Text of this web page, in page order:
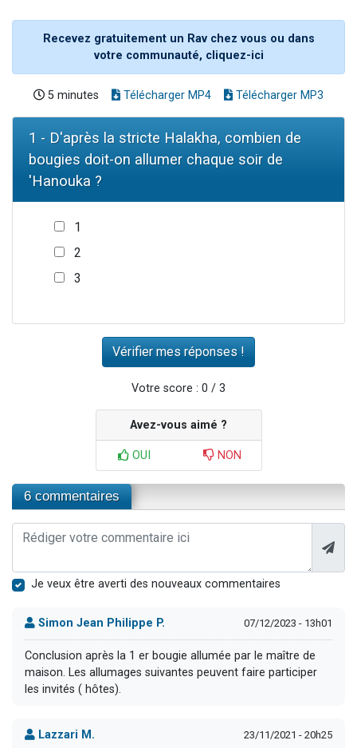
Recevez gratuitement un Rav chez vous ou dans
votre communauté, cliquez-ici
5 minutes Télécharger MP4 Télécharger MP3
1 - D'après la stricte Halakha, combien de
bougies doit-on allumer chaque soir de
'Hanouka ?
1
2
3
Votre score : 0 / 3
Avez-vous aimé ?
OUI NON
6 commentaires
Je veux être averti des nouveaux commentaires
Simon Jean Philippe P. 07/12/2023 - 13h01
Conclusion après la 1 er bougie allumée par le maître de
maison. Les allumages suivantes peuvent faire participer
les invités ( hôtes).
Lazzari M. 23/11/2021 - 20h25